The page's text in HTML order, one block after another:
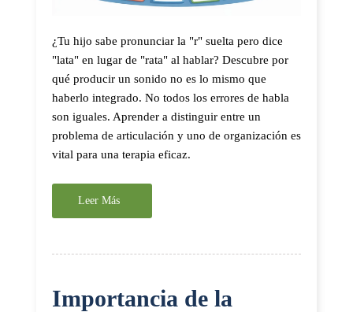
¿Tu hijo sabe pronunciar la "r" suelta pero dice
"lata" en lugar de "rata" al hablar? Descubre por
qué producir un sonido no es lo mismo que
haberlo integrado. No todos los errores de habla
son iguales. Aprender a distinguir entre un
problema de articulación y uno de organización es
vital para una terapia eficaz.
Leer Más
Importancia de la